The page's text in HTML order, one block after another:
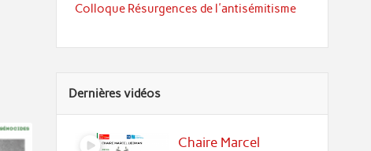
Colloque Résurgences de l'antisémitisme
Dernières vidéos
Chaire Marcel